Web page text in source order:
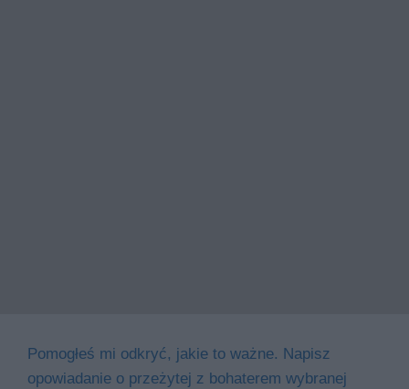
Pomogłeś mi odkryć, jakie to ważne. Napisz
opowiadanie o przeżytej z bohaterem wybranej